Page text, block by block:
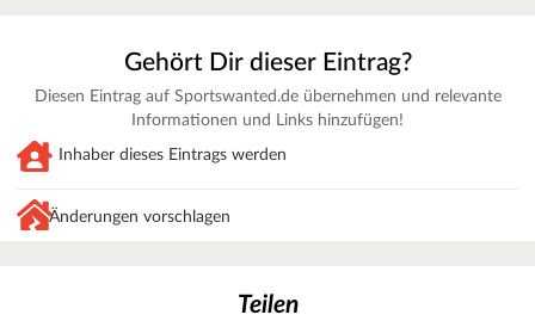
Gehört Dir dieser Eintrag?
Diesen Eintrag auf Sportswanted.de übernehmen und relevante
Informationen und Links hinzufügen!
Inhaber dieses Eintrags werden
Änderungen vorschlagen
Teilen